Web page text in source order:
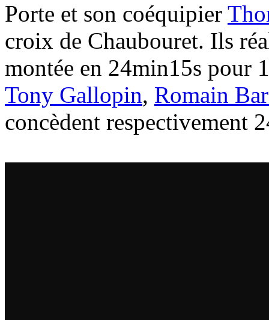
Porte et son coéquipier
croix de Chaubouret. Ils
montée en 24min15s pour
Tony Gallopin, Romain
concèdent respectivement